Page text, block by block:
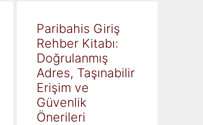
Paribahis Giriş
Rehber Kitabı:
Doğrulanmış
Adres, Taşınabilir
Erişim ve
Güvenlik
Önerileri